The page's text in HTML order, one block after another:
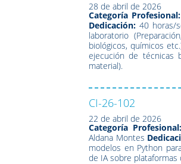
28 de abril de 2026
Categoría Profesional:
Dedicación:40 horas/
laboratorio
biológicos, químicos
ejecución de técnicas
material).
CI-26-102
22 de abril de 2026
Categoría
Aldana Montes
modelos en Python
de IA sobre